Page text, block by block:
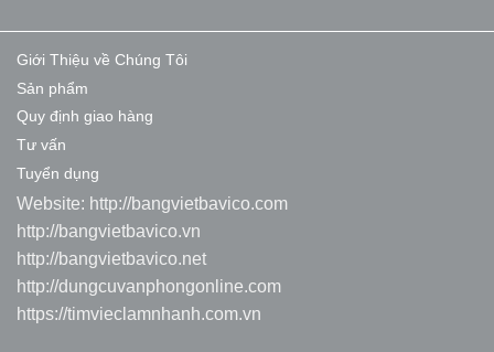
Giới Thiệu về Chúng Tôi
Sản phẩm
Quy định giao hàng
Tư vấn
Tuyển dụng
Website: http://bangvietbavico.com
http://bangvietbavico.vn
http://bangvietbavico.net
http://dungcuvanphongonline.com
https://timvieclamnhanh.com.vn